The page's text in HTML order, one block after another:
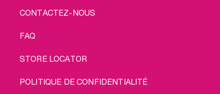
CONTACTEZ-NOUS
FAQ
STORE LOCATOR
POLITIQUE DE CONFIDENTIALITÉ